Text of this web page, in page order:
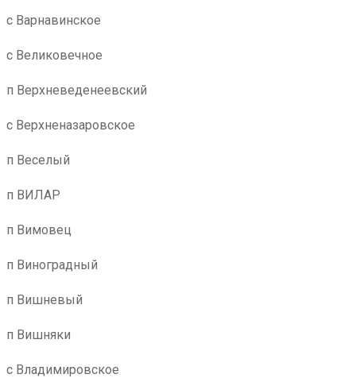
с Варнавинское
с Великовечное
п Верхневеденеевский
с Верхненазаровское
п Веселый
п ВИЛАР
п Вимовец
п Виноградный
п Вишневый
п Вишняки
с Владимировское